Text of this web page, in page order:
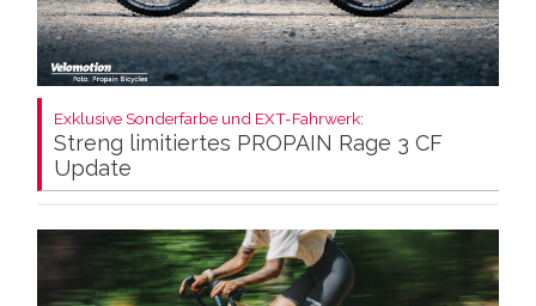
Exklusive Sonderfarbe und EXT-Fahrwerk:
Streng limitiertes PROPAIN Rage 3 CF
Update